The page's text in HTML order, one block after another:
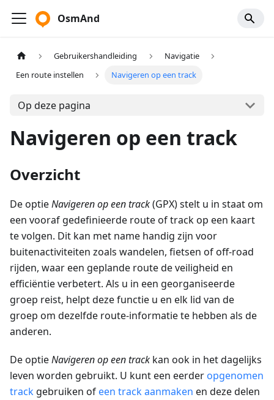
OsmAnd
Gebruikershandleiding
Navigatie
Een route instellen
Navigeren op een track
Op deze pagina
Navigeren op een track
Overzicht
De optieNavigeren op een track(GPX) stelt u in staat om
een vooraf gedefinieerde route of track op een kaart
te volgen. Dit kan met name handig zijn voor
buitenactiviteiten zoals wandelen, fietsen of off-road
rijden, waar een geplande route de veiligheid en
efficiëntie verbetert. Als u in een georganiseerde
groep reist, helpt deze functie u en elk lid van de
groep om dezelfde route-informatie te hebben als de
anderen.
De optieNavigeren op een track kan ook in het dagelijks
leven worden gebruikt. U kunt een eerder opgenomen
track gebruiken of een track aanmaken en deze delen